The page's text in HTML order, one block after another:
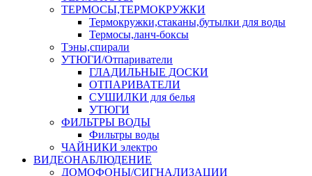
ТЕРМОСЫ,ТЕРМОКРУЖКИ
Термокружки,стаканы,бутылки для воды
Термосы,ланч-боксы
Тэны,спирали
УТЮГИ/Отпариватели
ГЛАДИЛЬНЫЕ ДОСКИ
ОТПАРИВАТЕЛИ
СУШИЛКИ для белья
УТЮГИ
ФИЛЬТРЫ ВОДЫ
Фильтры воды
ЧАЙНИКИ электро
ВИДЕОНАБЛЮДЕНИЕ
ДОМОФОНЫ/СИГНАЛИЗАЦИИ